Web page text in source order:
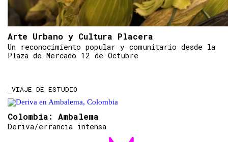
Arte Urbano y Cultura Placera
Un reconocimiento popular y comunitario desde la
Plaza de Mercado 12 de Octubre
VIAJE DE ESTUDIO
Colombia: Ambalema
Deriva/errancia intensa